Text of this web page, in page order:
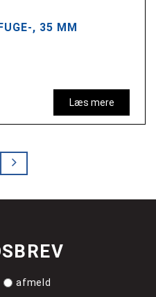
, 35 MM
Læs mere
afmeld